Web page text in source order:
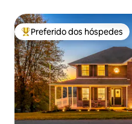
Entre os melhores
Preferido dos hóspedes